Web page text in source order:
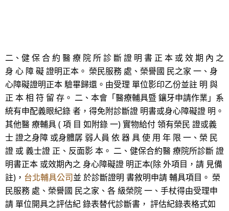
二、健 保 合 約 醫 療 院 所 診 斷 證 明 書 正 本 或 效 期 內 之
身 心 障 礙 證明正本。 榮民服務 處、榮譽國 民之家 一、身
心障礙證明正本 驗畢歸還。由受理 單位影印乙份並註 明 與
正 本 相 符 留 存。 二、本會「醫療輔具暨 鑲牙申請作業」系
統有申配義眼紀錄 者，得免附診斷證 明書或身心障礙證 明。
其他醫 療輔具 ( 項 目 如附錄 一) 實物給付 領有榮民 證或義
士 證之身障 或身體孱 弱人員 依 器 具 使 用 年 限 一、榮 民
證 或 義士證 正、反面影 本。 二、健保合約醫 療院所診斷 證
明書正本 或效期內之 身心障礙證 明正本(除 外項目，請 見備
註)， 台北輔具公司並 於診斷證明 書敘明申請 輔具項目。 榮
民服務 處、榮譽國 民之家、各 級榮院 一、手杖得由受理申
請 單位開具之評估紀 錄表替代診斷書， 評估紀錄表格式如